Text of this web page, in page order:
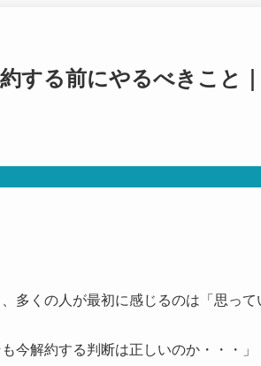
する前にやるべきこと
多くの人が最初に感じるのは「思って
今解約する判断は正しいのか・・・」